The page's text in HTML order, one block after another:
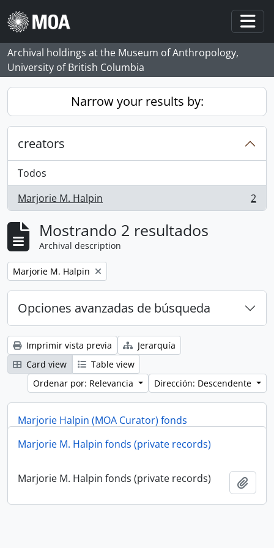
Skip to main content
Archival holdings at the Museum of Anthropology,
University of British Columbia
Narrow your results by:
creators
Todos
Marjorie M. Halpin
, 2 resultados 2
Mostrando 2 resultados
Archival description
Remove filter:
Marjorie M. Halpin
Opciones avanzadas de búsqueda
Imprimir vista previa
Jerarquía
Card view
Table view
Ordenar por: Relevancia
Dirección: Descendente
Marjorie Halpin (MOA Curator) fonds
Marjorie Halpin (MOA Curator) fonds
Marjorie M. Halpin fonds (private records)
Marjorie M. Halpin fonds (private records)